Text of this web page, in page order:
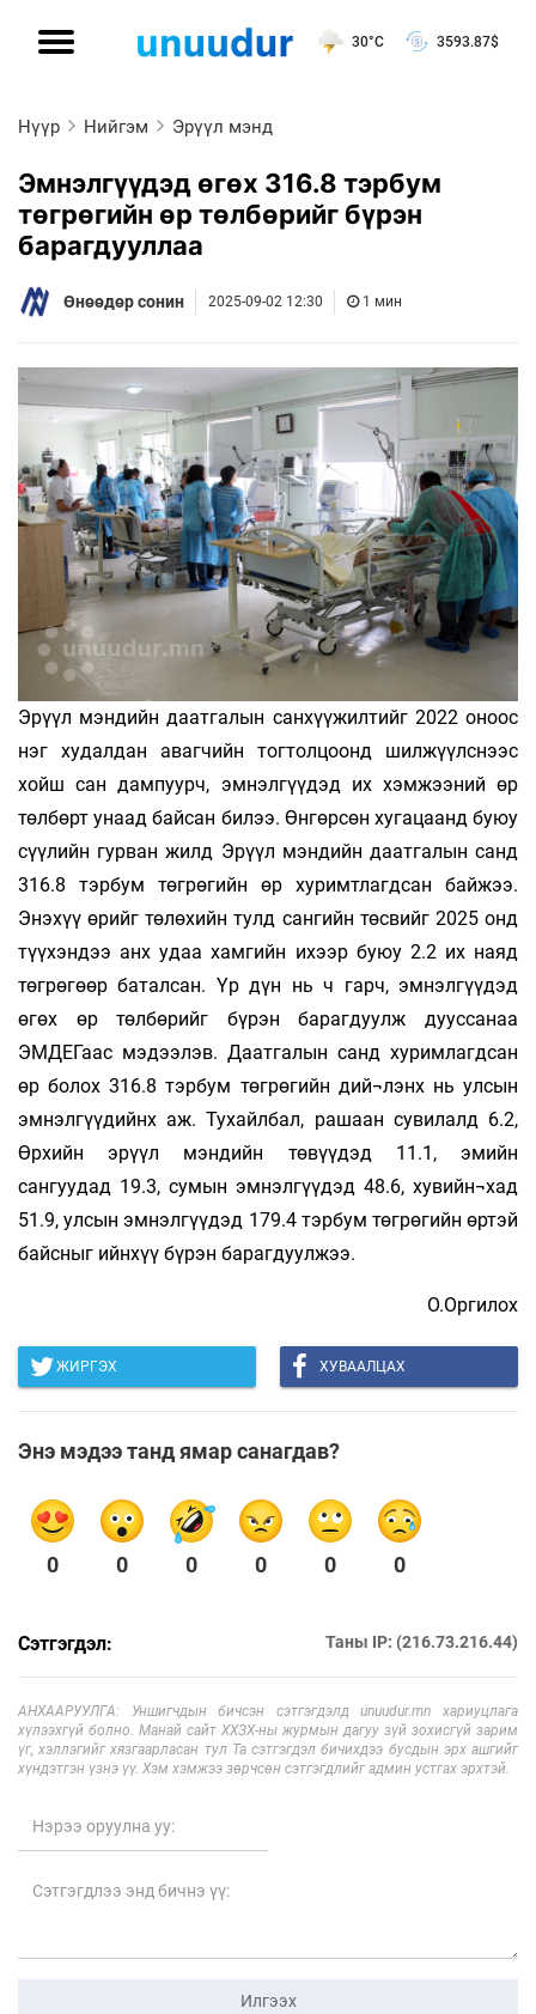
30°C 3593.87$
Нүүр Нийгэм Эрүүл мэнд
Эмнэлгүүдэд өгөх 316.8 тэрбум
төгрөгийн өр төлбөрийг бүрэн
барагдууллаа
Өнөөдөр сонин 2025-09-02 12:30 1 мин
Эрүүл мэндийн даатгалын санхүүжилтийг 2022 оноос
нэг худалдан авагчийн тогтолцоонд шилжүүлснээс
хойш сан дампуурч, эмнэлгүүдэд их хэмжээний өр
төлбөрт унаад байсан билээ. Өнгөрсөн хугацаанд буюу
сүүлийн гурван жилд Эрүүл мэндийн даатгалын санд
316.8 тэрбум төгрөгийн өр хуримтлагдсан байжээ.
Энэхүү өрийг төлөхийн тулд сангийн төсвийг 2025 онд
түүхэндээ анх удаа хамгийн ихээр буюу 2.2 их наяд
төгрөгөөр баталсан. Үр дүн нь ч гарч, эмнэлгүүдэд
өгөх өр төлбөрийг бүрэн барагдуулж дууссанаа
ЭМДЕГаас мэдээлэв. Даатгалын санд хуримлагдсан
өр болох 316.8 тэрбум төгрөгийн дий¬лэнх нь улсын
эмнэлгүүдийнх аж. Тухайлбал, рашаан сувилалд 6.2,
Өрхийн эрүүл мэндийн төвүүдэд 11.1, эмийн
сангуудад 19.3, сумын эмнэлгүүдэд 48.6, хувийн¬хад
51.9, улсын эмнэлгүүдэд 179.4 тэрбум төгрөгийн өртэй
байсныг ийнхүү бүрэн барагдуулжээ.
О.Оргилох
ЖИРГЭХ ХУВААЛЦАХ
Энэ мэдээ танд ямар санагдав?
0 0 0 0 0 0
Сэтгэгдэл: Таны IP: (216.73.216.44)
АНХААРУУЛГА: Уншигчдын бичсэн сэтгэгдэлд unuudur.mn хариуцлага
хүлээхгүй болно. Манай сайт ХХЗХ-ны журмын дагуу зүй зохисгүй зарим
үг, хэллэгийг хязгаарласан тул Та сэтгэгдэл бичихдээ бусдын эрх ашгийг
хүндэтгэн үзнэ үү. Хэм хэмжээ зөрчсөн сэтгэгдлийг админ устгах эрхтэй.
Илгээх